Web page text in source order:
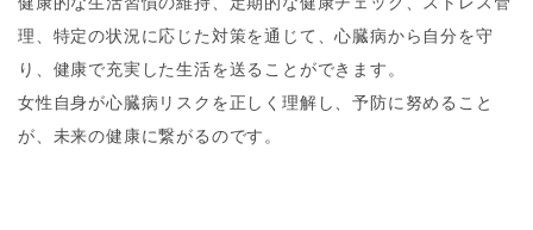
理、特定の状況に応じた対策を通じて、心臓病から自分を守
り、健康で充実した生活を送ることができます。
女性自身が心臓病リスクを正しく理解し、予防に努めること
が、未来の健康に繋がるのです。